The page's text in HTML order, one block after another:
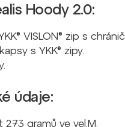
Hoody 2.0:
VISLON® zip s
s YKK® zipy.
údaje:
gramů ve vel.M.